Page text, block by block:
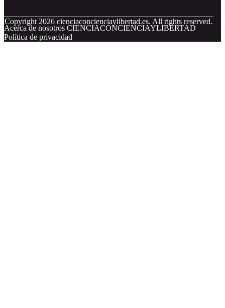
Copyright 2026 cienciaconcienciaylibertad.es. All rights reserved.
Acerca de nosotros CIENCIACONCIENCIAYLIBERTAD
Política de privacidad